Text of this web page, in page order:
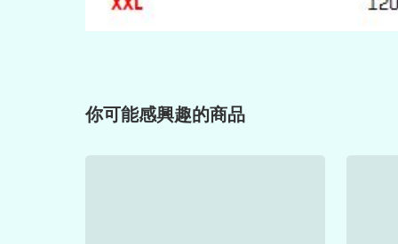
你可能感興趣的商品